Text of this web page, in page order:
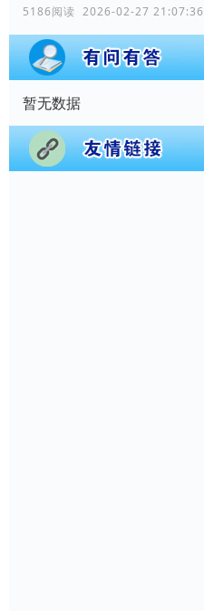
5186阅读 2026-02-27 21:07:36
暂无数据